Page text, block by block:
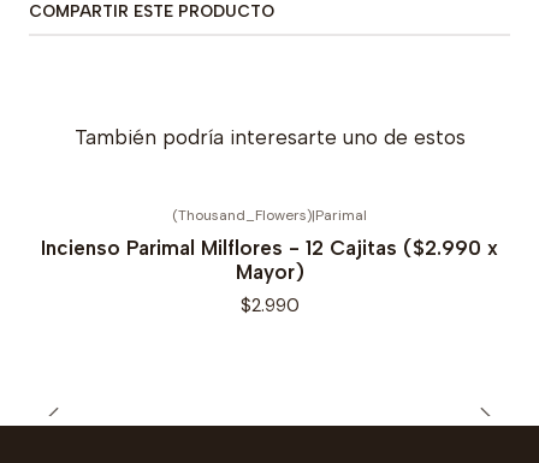
COMPARTIR ESTE PRODUCTO
También podría interesarte uno de estos
(Thousand_Flowers)|Parimal
Incienso Parimal Milflores - 12 Cajitas ($2.990 x
Mayor)
$2.990